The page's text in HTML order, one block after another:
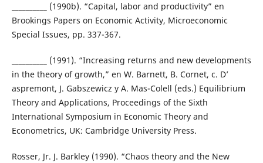
__________ (1990b). “Capital, labor and productivity” en
Brookings Papers on Economic Activity, Microeconomic
Special Issues, pp. 337-367.
__________ (1991). “Increasing returns and new developments
in the theory of growth,” en W. Barnett, B. Cornet, c. D’
aspremont, J. Gabszewicz y A. Mas-Colell (eds.) Equilibrium
Theory and Applications, Proceedings of the Sixth
International Symposium in Economic Theory and
Econometrics, UK: Cambridge University Press.
Rosser, Jr. J. Barkley (1990). “Chaos theory and the New